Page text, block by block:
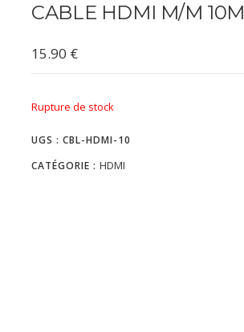
CABLE HDMI M/M 10M
15.90 €
Rupture de stock
UGS :CBL-HDMI-10
CATÉGORIE :HDMI